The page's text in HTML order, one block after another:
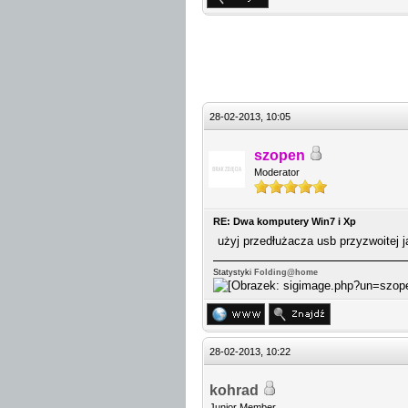
28-02-2013, 10:05
szopen
Moderator
RE: Dwa komputery Win7 i Xp
użyj przedłużacza usb przyzwoitej
Statystyki Folding@home
28-02-2013, 10:22
kohrad